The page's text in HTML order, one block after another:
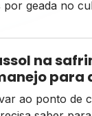
por geada no
na
para
ao ponto de